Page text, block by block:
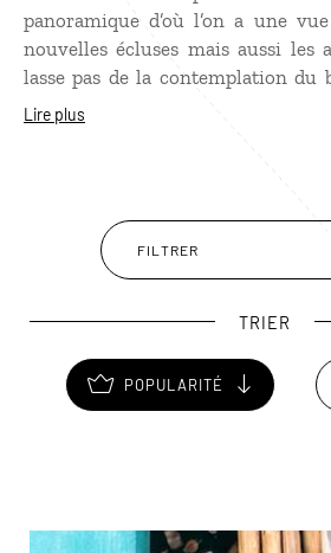
panoramique d’où l’on a une
nouvelles écluses mais aussi les
lasse pas de la contemplation du
des remorqueurs qui
film intéressant sur l’histoire du
Lire plus
FILTRER
TRIER
POPULARITÉ